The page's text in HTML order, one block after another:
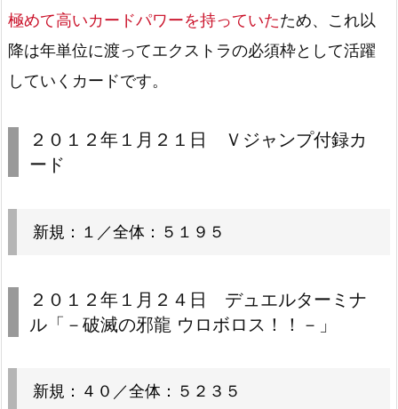
極めて高いカードパワーを持っていたため、これ以
降は年単位に渡ってエクストラの必須枠として活躍
していくカードです。
２０１２年１月２１日 Ｖジャンプ付録カ
ード
新規：１／全体：５１９５
２０１２年１月２４日 デュエルターミナ
ル「－破滅の邪龍 ウロボロス！！－」
新規：４０／全体：５２３５